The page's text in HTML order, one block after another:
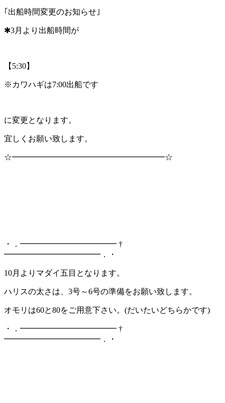
｢出船時間変更のお知らせ｣
✱3月より出船時間が
【5:30】
※カワハギは7:00出船です
に変更となります。
宜しくお願い致します。
☆━━━━━━━━━━━━━━━━━━━☆
・．━━━━━━━━━━━━ †
━━━━━━━━━━━━．・
10月よりマダイ五目となります。
ハリスの太さは、3号～6号の準備をお願い致します。
オモリは60と80をご用意下さい。(だいたいどちらかです)
・．━━━━━━━━━━━━ †
━━━━━━━━━━━━．・